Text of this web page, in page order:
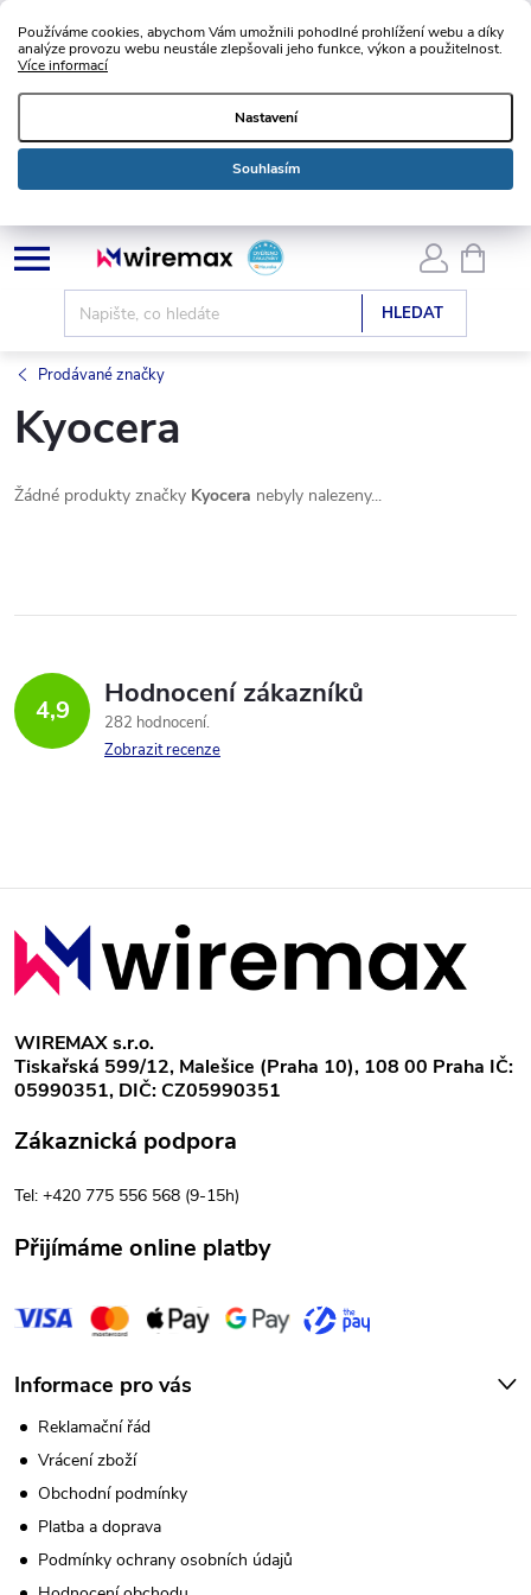
Používáme cookies, abychom Vám umožnili pohodlné prohlížení webu a díky
analýze provozu webu neustále zlepšovali jeho funkce, výkon a použitelnost.
Více informací
Nastavení
Souhlasím
Přejít
na
HLEDAT
KOŠÍK
Prodávané značky
Kyocera
Žádné produkty značky Kyocera nebyly nalezeny...
4,9 Hodnocení zákazníků
282 hodnocení
Zobrazit recenze
Z
á
p
a
WIREMAX s.r.o.
Tiskařská 599/12, Malešice (Praha 10), 108 00 Praha IČ:
05990351, DIČ: CZ05990351
Zákaznická podpora
Tel: +420 775 556 568 (9-15h)
Přijímáme online platby
Informace pro vás
Reklamační řád
Vrácení zboží
Obchodní podmínky
Platba a doprava
Podmínky ochrany osobních údajů